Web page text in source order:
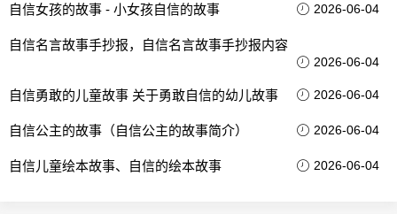
自信女孩的故事 - 小女孩自信的故事 2026-06-04
自信名言故事手抄报，自信名言故事手抄报内容
2026-06-04
自信勇敢的儿童故事 关于勇敢自信的幼儿故事 2026-06-04
自信公主的故事（自信公主的故事简介） 2026-06-04
自信儿童绘本故事、自信的绘本故事 2026-06-04